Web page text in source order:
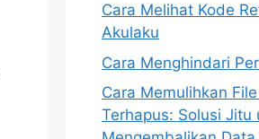
Cara Melihat Kode
Akulaku
Cara Menghindari
Cara Memulihkan
Terhapus: Solusi Jitu